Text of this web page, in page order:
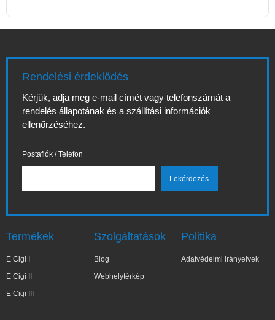
Rendelési érdeklődés
Kérjük, adja meg e-mail címét vagy telefonszámát a
rendelés állapotának és a szállítási információk
ellenőrzéséhez.
Postafiók / Telefon
Termékek
E Cigi I
E Cigi II
E Cigi III
Szolgáltatások
Blog
Webhelytérkép
Politika
Adatvédelmi irányelvek